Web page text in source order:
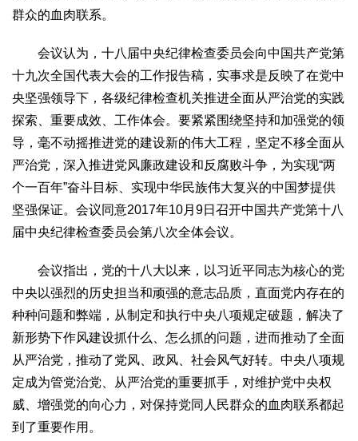
成果展示
政策发布
群众的血肉联系。
会议认为，十八届中央纪律检查委员会向中国共产党第
十九次全国代表大会的工作报告稿，实事求是反映了在党中
央坚强领导下，各级纪律检查机关推进全面从严治党的实践
探索、重要成效、工作体会。要紧紧围绕坚持和加强党的领
导，毫不动摇推进党的建设新的伟大工程，坚定不移全面从
严治党，深入推进党风廉政建设和反腐败斗争，为实现“两
个一百年”奋斗目标、实现中华民族伟大复兴的中国梦提供
坚强保证。会议同意2017年10月9日召开中国共产党第十八
届中央纪律检查委员会第八次全体会议。
会议指出，党的十八大以来，以习近平同志为核心的党
中央以强烈的历史担当和顽强的意志品质，直面党内存在的
种种问题和弊端，从制定和执行中央八项规定破题，解决了
新形势下作风建设抓什么、怎么抓的问题，进而推动了全面
从严治党，推动了党风、政风、社会风气好转。中央八项规
定成为管党治党、从严治党的重要抓手，对维护党中央权
威、增强党的向心力，对保持党同人民群众的血肉联系都起
到了重要作用。